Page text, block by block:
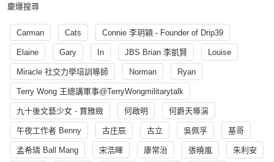
慶爆搜尋
Carman Cats Connie 李玥穎 - Founder of Drip39
Elaine Gary In JBS Brian 李凱賢 Louise
Miracle 社交力學培訓導師 Norman Ryan
Terry Wong 王總講軍事@TerryWongmilitarytalk
九十後文藝少女 - 賈雅緻 何啟明 何爵天導演
午夜工作者 Benny 古庄辰 古立 吳佩孚 基哥
孟希璘 Ball Mang 宋浩暉 康常治 張曉嵐 朱利安